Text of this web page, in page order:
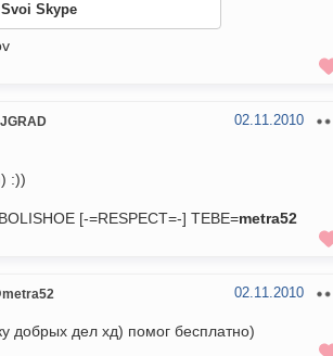
Skype
02.11.2010
:))
[-=RESPECT=-] TEBE=metra52
02.11.2010
добрых дел хд) помог бесплатно)